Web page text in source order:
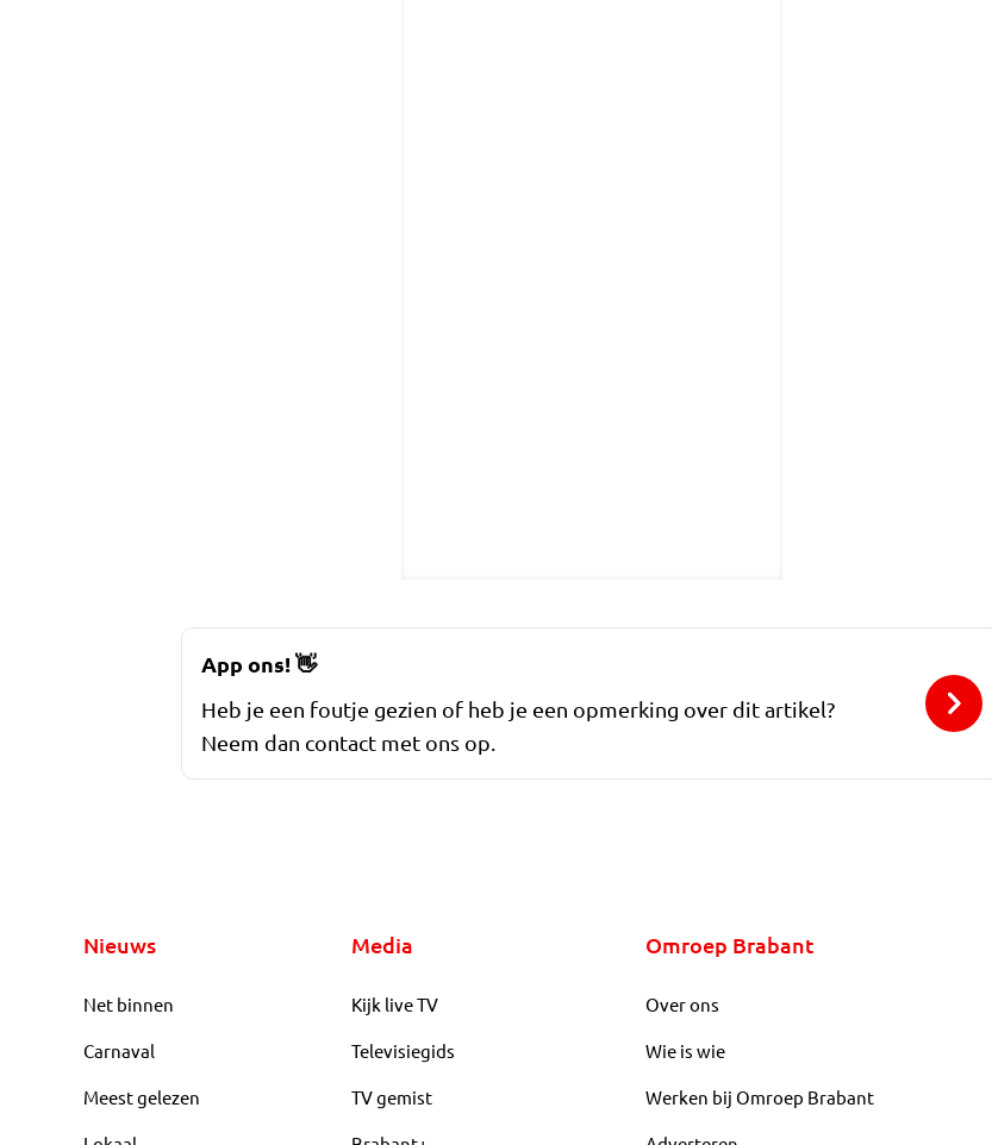
App ons!👋
Heb je een foutje gezien of heb je een opmerking over dit artikel?
Neem dan contact met ons op.
Nieuws
Net binnen
Carnaval
Meest gelezen
Media
Kijk live TV
Televisiegids
TV gemist
Omroep Brabant
Over ons
Wie is wie
Werken bij Omroep Brabant